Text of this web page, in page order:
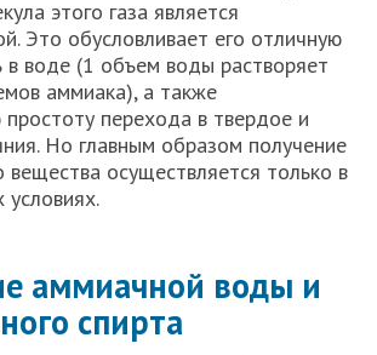
этого газа является
Это обусловливает его отличную
в воде (1 объем воды растворяет
аммиака), а также
простоту перехода в твердое и
Но главным образом получение
вещества осуществляется только в
аммиачной воды и
спирта